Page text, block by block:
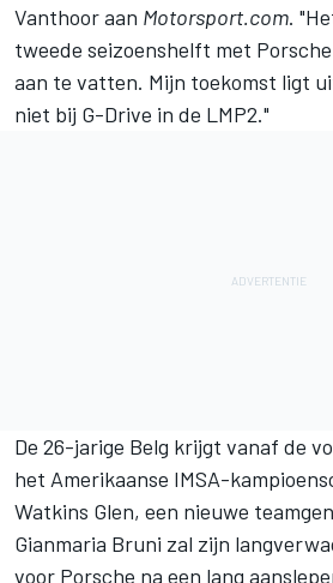
Vanthoor aan Motorsport.com.
tweede seizoenshelft met
aan te vatten. Mijn toekomst ligt
niet bij G-Drive in de LMP2."
De 26-jarige Belg krijgt vanaf de
het Amerikaanse IMSA-
Watkins Glen, een nieuwe
Gianmaria Bruni zal zijn
voor Porsche na een lang